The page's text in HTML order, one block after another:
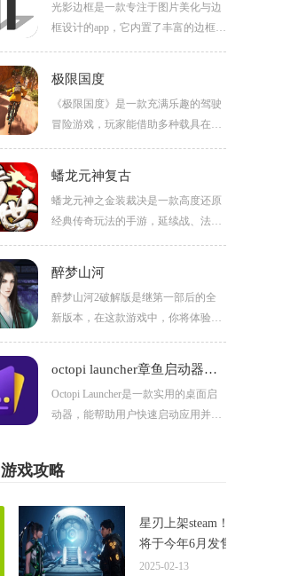
款独特的车型供你选择，感兴趣的话
就来下载体验吧！
光影边框是一款专注于图片美化与边
框设计的app，它内置了丰富的边框模
围。除了裁剪、背景调整、添加边框
等基础编辑功能，它还特别适合用来
记录日常或风景照片，让每一张图片
都更具故事感。
极限国度
《极限国度》是一款充满乐趣的驾驶
冒险游戏，玩家能借助多种载具在广
来意想不到的快乐，沿途还能欣赏风
格各异的壮丽景色。如果你热爱这种
刺激的冒险，就快来下载体验吧。
蟠龙元神复古
蟠龙元神之金装裁决是一款高度还原
经典传奇玩法的手游，延续战、法、
作，带来拳拳到肉的打击快感。超高
9.8爆率设定，装备全靠打、元宝全靠
爆，真正实现零氪也能爽玩，点燃每
一位玩家的热血战斗激情。
醉梦山河
醉梦山河2破解版是继第一部后的全
新版本，在这款游戏中，你将体验到
带的鲜花购买自己需要的道具，还能
修改人物属性！
octopi launcher章鱼启动器官方正版
Octopi Launcher是一款实用的桌面启
动器，能帮助用户快速启动应用并优
作更高效。
游戏攻略
星刃上架steam！
将于今年6月发售
2025-02-13